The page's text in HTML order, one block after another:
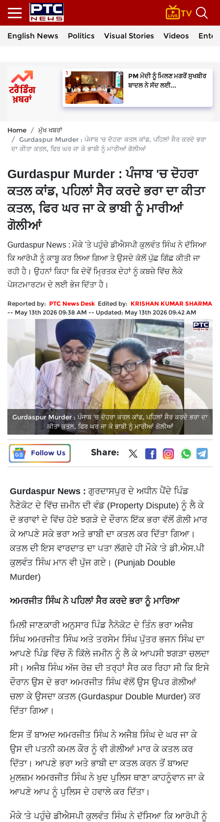
English News Politics Visual Stories Videos
PM ਮੋਦੀ ਨੂੰ ਮਿਲਣ ਮਗਰੋਂ ਸੁਖਬੀਰ
ਬਾਦਲ ਨੇ ਸੱਦ ਲਈ...
Home
ਮੁੱਖ ਖਬਰਾਂ
Gurdaspur Murder : ਪੰਜਾਬ 'ਚ ਦੋਹਰਾ ਕਤਲ ਕਾਂਡ, ਪਹਿਲਾਂ ਸੈਰ ਕਰਦੇ ਭਰਾ
ਦਾ ਕੀਤਾ ਕਤਲ, ਫਿਰ ਘਰ ਜਾ ਕੇ ਭਾਬੀ ਨੂੰ ਮਾਰੀਆਂ ਗੋਲੀਆਂ
Gurdaspur Murder : ਪੰਜਾਬ 'ਚ ਦੋਹਰਾ
ਕਤਲ ਕਾਂਡ, ਪਹਿਲਾਂ ਸੈਰ ਕਰਦੇ ਭਰਾ ਦਾ ਕੀਤਾ
ਕਤਲ, ਫਿਰ ਘਰ ਜਾ ਕੇ ਭਾਬੀ ਨੂੰ ਮਾਰੀਆਂ
ਗੋਲੀਆਂ
Gurdaspur News : ਮੌਕੇ 'ਤੇ ਪਹੁੰਚੇ ਡੀਐਸਪੀ ਕੁਲਵੰਤ ਸਿੰਘ ਨੇ ਦੱਸਿਆ
ਕਿ ਆਰੋਪੀ ਨੂੰ ਕਾਬੂ ਕਰ ਲਿਆ ਗਿਆ ਤੇ ਉਸਦੇ ਕੋਲੋਂ ਪੁੱਛ ਗਿੱਛ ਕੀਤੀ ਜਾ
ਰਹੀ ਹੈ। ਉਹਨਾਂ ਕਿਹਾ ਕਿ ਦੋਵੇਂ ਮ੍ਰਿਤਕ ਦੇਹਾਂ ਨੂੰ ਕਬਜ਼ੇ ਵਿੱਚ ਲੈਕੇ
ਪੋਸਟਮਾਰਟਮ ਦੇ ਲਈ ਭੇਜ ਦਿੱਤਾ ਹੈ।
Reported by: PTC News Desk Edited by: KRISHAN KUMAR SHARMA
-- May 13th 2026 09:38 AM -- Updated: May 13th 2026 09:42 AM
Gurdaspur Murder : ਪੰਜਾਬ 'ਚ ਦੋਹਰਾ ਕਤਲ ਕਾਂਡ, ਪਹਿਲਾਂ ਸੈਰ ਕਰਦੇ ਭਰਾ ਦਾ
ਕੀਤਾ ਕਤਲ, ਫਿਰ ਘਰ ਜਾ ਕੇ ਭਾਬੀ ਨੂੰ ਮਾਰੀਆਂ ਗੋਲੀਆਂ
Follow Us Share:
Gurdaspur News : ਗੁਰਦਾਸਪੁਰ ਦੇ ਅਧੀਨ ਪੈਂਦੇ ਪਿੰਡ
ਨੈਣੇਕੋਟ ਦੇ ਵਿੱਚ ਜ਼ਮੀਨ ਦੀ ਵੰਡ (Property Dispute) ਨੂੰ ਲੈ ਕੇ
ਦੋ ਭਰਾਵਾਂ ਦੇ ਵਿੱਚ ਹੋਏ ਝਗੜੇ ਦੇ ਦੌਰਾਨ ਇੱਕ ਭਰਾ ਵੱਲੋਂ ਗੋਲੀ ਮਾਰ
ਕੇ ਆਪਣੇ ਸਕੇ ਭਰਾ ਅਤੇ ਭਾਬੀ ਦਾ ਕਤਲ ਕਰ ਦਿੱਤਾ ਗਿਆ।
ਕਤਲ ਦੀ ਇਸ ਵਾਰਦਾਤ ਦਾ ਪਤਾ ਲੱਗਦੇ ਹੀ ਮੌਕੇ 'ਤੇ ਡੀ.ਐਸ.ਪੀ
ਕੁਲਵੰਤ ਸਿੰਘ ਮਾਨ ਵੀ ਪੁੱਜ ਗਏ। (Punjab Double
Murder)
ਅਮਰਜੀਤ ਸਿੰਘ ਨੇ ਪਹਿਲਾਂ ਸੈਰ ਕਰਦੇ ਭਰਾ ਨੂੰ ਮਾਰਿਆ
ਮਿਲੀ ਜਾਣਕਾਰੀ ਅਨੁਸਾਰ ਪਿੰਡ ਨੈਨੋਕੋਟ ਦੇ ਤਿੰਨ ਭਰਾ ਅਜੈਬ
ਸਿੰਘ ਅਮਰਜੀਤ ਸਿੰਘ ਅਤੇ ਤਰਸੇਮ ਸਿੰਘ ਪੁੱਤਰ ਭਜਨ ਸਿੰਘ ਦਾ
ਆਪਣੇ ਪਿੰਡ ਵਿੱਚ ਨੌ ਕਿੱਲੇ ਜਮੀਨ ਨੂੰ ਲੈ ਕੇ ਆਪਸੀ ਝਗੜਾ ਚਲਦਾ
ਸੀ। ਅਜੈਬ ਸਿੰਘ ਅੱਜ ਰੋਜ਼ ਦੀ ਤਰ੍ਹਾਂ ਸੈਰ ਕਰ ਰਿਹਾ ਸੀ ਕਿ ਇਸੇ
ਦੌਰਾਨ ਉਸ ਦੇ ਭਰਾ ਅਮਰਜੀਤ ਸਿੰਘ ਵੱਲੋਂ ਉਸ ਉਪਰ ਗੋਲੀਆਂ
ਚਲਾ ਕੇ ਉਸਦਾ ਕਤਲ (Gurdaspur Double Murder) ਕਰ
ਦਿੱਤਾ ਗਿਆ।
ਇਸ ਤੋਂ ਬਾਅਦ ਅਮਰਜੀਤ ਸਿੰਘ ਨੇ ਅਜੈਬ ਸਿੰਘ ਦੇ ਘਰ ਜਾ ਕੇ
ਉਸ ਦੀ ਪਤਨੀ ਕਮਲ ਕੌਰ ਨੂੰ ਵੀ ਗੋਲੀਆਂ ਮਾਰ ਕੇ ਕਤਲ ਕਰ
ਦਿੱਤਾ। ਆਪਣੇ ਭਰਾ ਅਤੇ ਭਾਬੀ ਦਾ ਕਤਲ ਕਰਨ ਤੋਂ ਬਾਅਦ
ਮੁਲਜ਼ਮ ਅਮਰਜੀਤ ਸਿੰਘ ਨੇ ਖੁਦ ਪੁਲਿਸ ਥਾਣਾ ਕਾਹਨੂੰਵਾਨ ਜਾ ਕੇ
ਆਪਣੇ ਆਪ ਨੂੰ ਪੁਲਿਸ ਦੇ ਹਵਾਲੇ ਕਰ ਦਿੱਤਾ।
ਮੌਕੇ 'ਤੇ ਪਹੁੰਚੇ ਡੀਐਸਪੀ ਕੁਲਵੰਤ ਸਿੰਘ ਨੇ ਦੱਸਿਆ ਕਿ ਆਰੋਪੀ ਨੂੰ